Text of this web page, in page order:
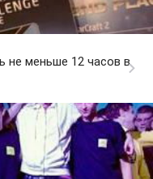
не меньше 12 часов в